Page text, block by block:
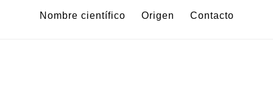
Nombre científico Origen Contacto